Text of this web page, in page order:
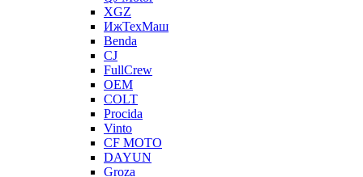
XGZ
ИжТехМаш
Benda
CJ
FullCrew
OEM
COLT
Procida
Vinto
CF MOTO
DAYUN
Groza